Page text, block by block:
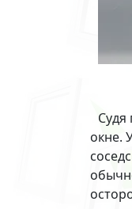
окне.